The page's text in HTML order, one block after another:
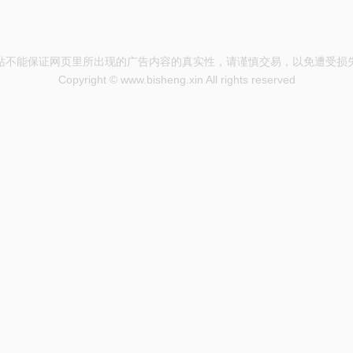
不能保证网页里所出现的广告内容的真实性，请谨慎交易，以免遭受损
Copyright © www.bisheng.xin All rights reserved